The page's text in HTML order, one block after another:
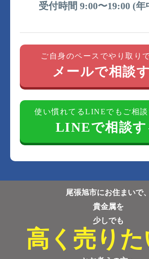
受付時間 9:00〜19:00 (年
ご自身のペースでやり取り
メールで相談
使い慣れてるLINEでもご相談
LINEで相談す
尾張旭市にお住まいで、
貴金属を
少しでも
高く売りた